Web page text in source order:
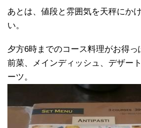
あとは、値段と雰囲気を天秤にか
い。
夕方6時までのコース料理がお得っ
前菜、メインディッシュ、デザー
ーツ。